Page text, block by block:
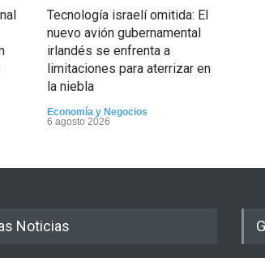
Tecnología israelí omitida: El
nuevo avión gubernamental
irlandés se enfrenta a
limitaciones para aterrizar en
la niebla
Economía y Negocios
6 agosto 2026
Noticias